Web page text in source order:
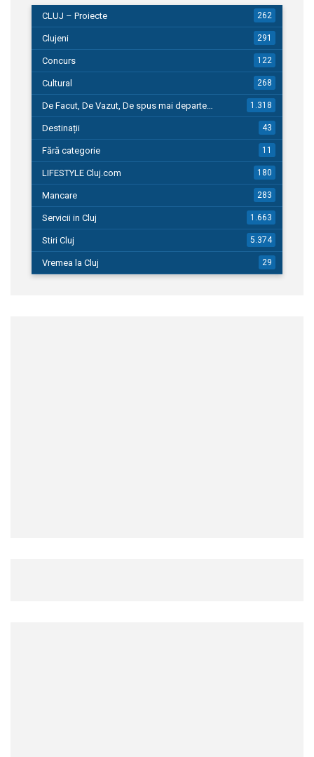
CLUJ – Proiecte 262
Clujeni 291
Concurs 122
Cultural 268
De Facut, De Vazut, De spus mai departe… 1.318
Destinații 43
Fără categorie 11
LIFESTYLE Cluj.com 180
Mancare 283
Servicii in Cluj 1.663
Stiri Cluj 5.374
Vremea la Cluj 29